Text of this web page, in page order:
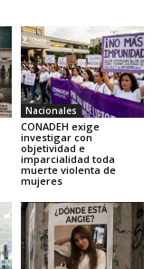
Nacionales
CONADEH exige
investigar con
objetividad e
imparcialidad toda
muerte violenta de
mujeres